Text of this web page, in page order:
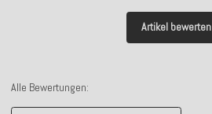
Artikel bewerten
Alle Bewertungen: